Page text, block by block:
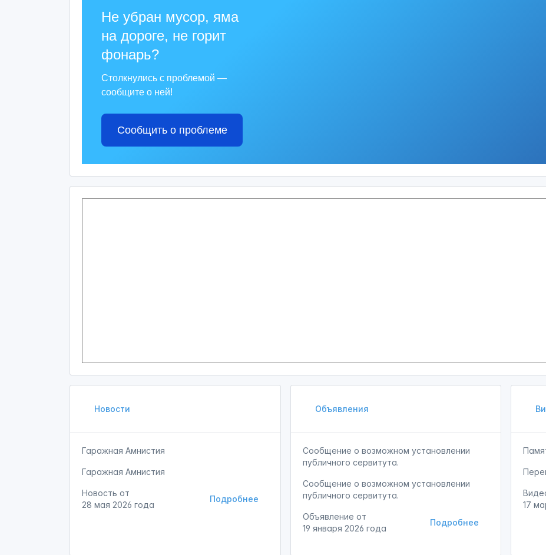
Не убран мусор, яма
на дороге, не горит
фонарь?
Столкнулись с проблемой —
сообщите о ней!
Сообщить о проблеме
Новости
Гаражная Амнистия
Гаражная Амнистия
Подробнее
Новость от
28 мая 2026 года
Объявления
Сообщение о возможном установлении
публичного сервитута.
Сообщение о возможном установлении
публичного сервитута.
Подробнее
Объявление от
19 января 2026 года
17